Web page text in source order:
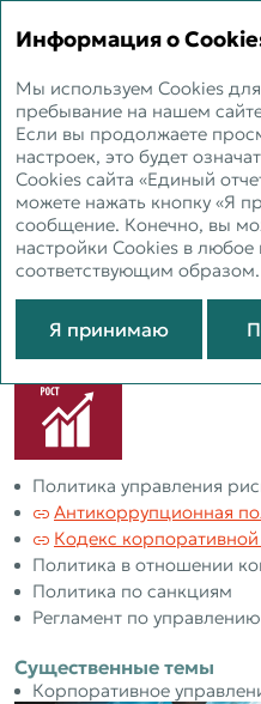
ЕДИНЫЙ
Внутренний
и
Создан комитет по
структурных
Политика управления
Антикоррупционная
Кодекс корпоративной
Политика в отношении
Политика по санкциям
Регламент по
Существенные темы
Корпоративное
Информация о
Мы используем Cookies
пребывание на нашем
Если вы продолжаете
настроек, это будет
Cookies сайта «Единый
можете нажать кнопку «Я
сообщение. Конечно, вы
настройки Cookies в
соответствующим образом.
Я принимаю